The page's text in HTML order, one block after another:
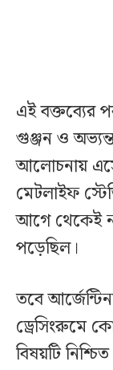
এই বক্তব্যের
গুঞ্জন ও
আলোচনায়
মেটলাইফ
আগে থেকেই
পড়েছিল।
তবে
ড্রেসিংরুমে
বিষয়টি